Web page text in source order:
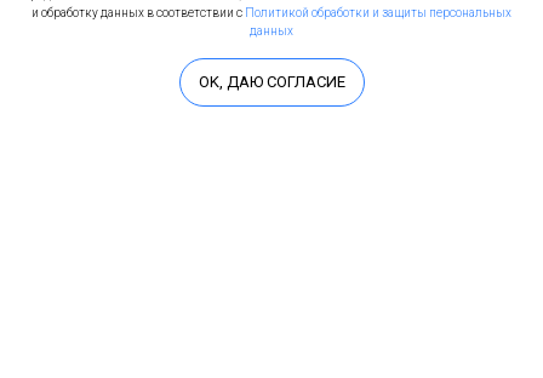
и обработку данных в соответствии с Политикой обработки и защиты персональных
данных
OK, ДАЮ СОГЛАСИЕ